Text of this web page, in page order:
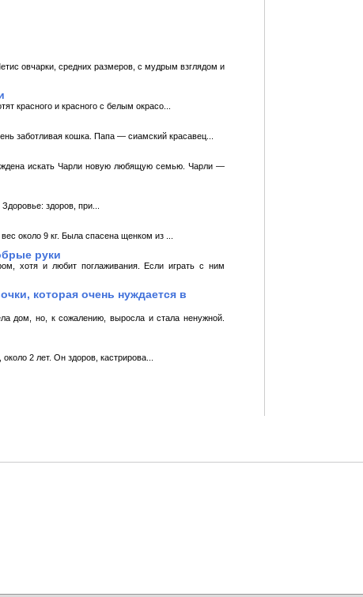
овчарки, средних размеров, с мудрым взглядом и
красного и красного с белым окрасо...
заботливая кошка. Папа — сиамский красавец...
искать Чарли новую любящую семью. Чарли —
здоров, при...
около 9 кг. Была спасена щенком из ...
руки
хотя и любит поглаживания. Если играть с ним
которая очень нуждается в
дом, но, к сожалению, выросла и стала ненужной.
2 лет. Он здоров, кастрирова...